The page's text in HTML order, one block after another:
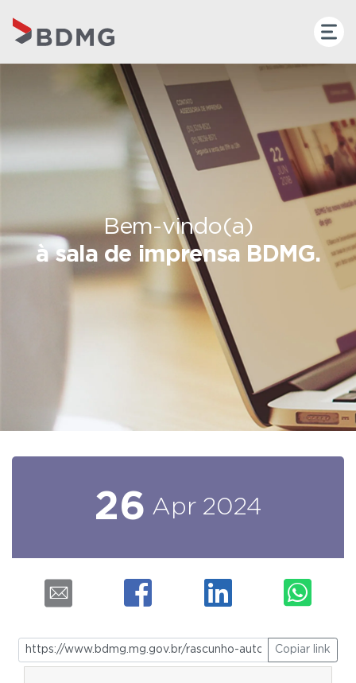
Bem-vindo(a)
à sala de imprensa BDMG.
26 Apr 2024
Copiar link